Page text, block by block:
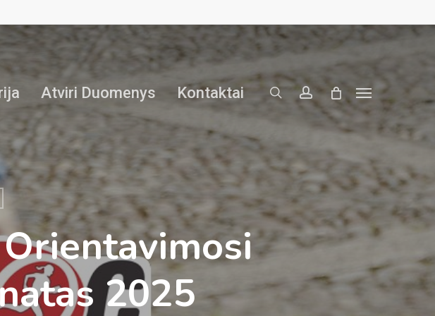
Atviri Duomenys Kontaktai searchaccountMenu
2025